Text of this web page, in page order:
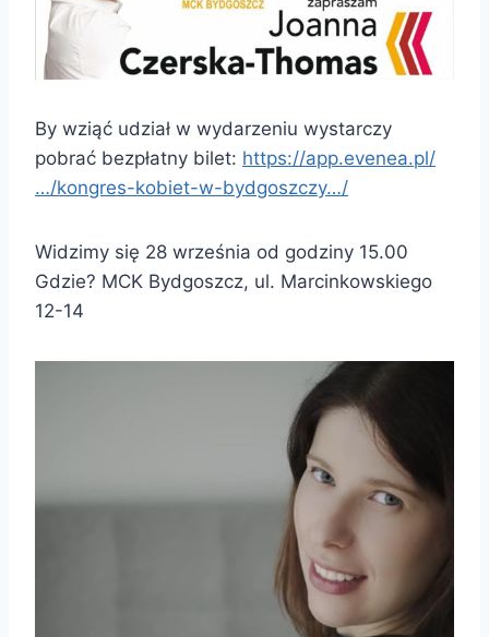
By wziąć udział w wydarzeniu wystarczy
pobrać bezpłatny bilet: https://app.evenea.pl/
…/kongres-kobiet-w-bydgoszczy…/
Widzimy się 28 września od godziny 15.00
Gdzie? MCK Bydgoszcz, ul. Marcinkowskiego
12-14